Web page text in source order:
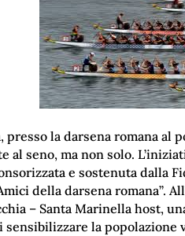
la darsena romana al
seno, ma non solo.
e sostenuta dalla
della darsena
– Santa Marinella host,
sensibilizzare la